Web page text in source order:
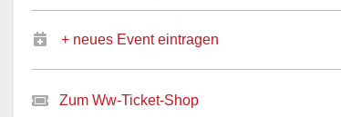
+ neues Event eintragen
Zum Ww-Ticket-Shop